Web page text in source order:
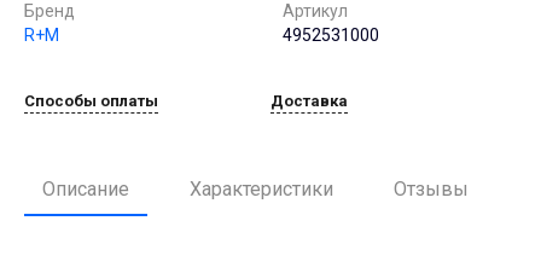
Бренд
R+M
Артикул
4952531000
Способы оплаты Доставка
Описание Характеристики Отзывы